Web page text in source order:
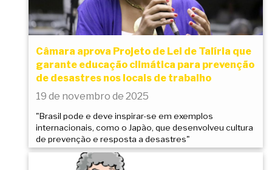
Câmara aprova Projeto de Lei de Talíria que
garante educação climática para prevenção
de desastres nos locais de trabalho
19 de novembro de 2025
"Brasil pode e deve inspirar-se em exemplos
internacionais, como o Japão, que desenvolveu cultura
de prevenção e resposta a desastres"